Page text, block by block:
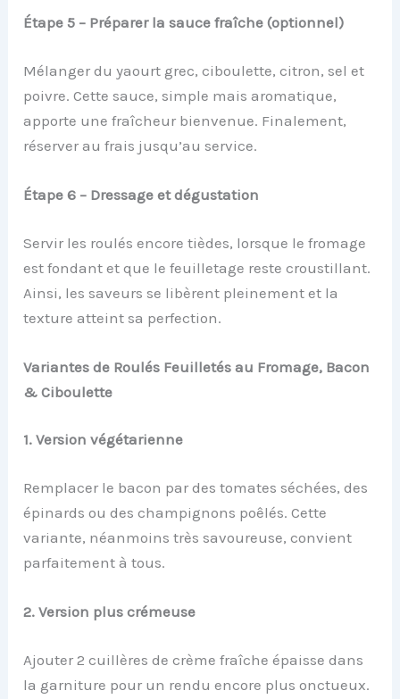
Étape 5 – Préparer la sauce fraîche (optionnel)
Mélanger du yaourt grec, ciboulette, citron, sel et
poivre. Cette sauce, simple mais aromatique,
apporte une fraîcheur bienvenue. Finalement,
réserver au frais jusqu’au service.
Étape 6 – Dressage et dégustation
Servir les roulés encore tièdes, lorsque le fromage
est fondant et que le feuilletage reste croustillant.
Ainsi, les saveurs se libèrent pleinement et la
texture atteint sa perfection.
Variantes de Roulés Feuilletés au Fromage, Bacon
& Ciboulette
1. Version végétarienne
Remplacer le bacon par des tomates séchées, des
épinards ou des champignons poêlés. Cette
variante, néanmoins très savoureuse, convient
parfaitement à tous.
2. Version plus crémeuse
Ajouter 2 cuillères de crème fraîche épaisse dans
la garniture pour un rendu encore plus onctueux.